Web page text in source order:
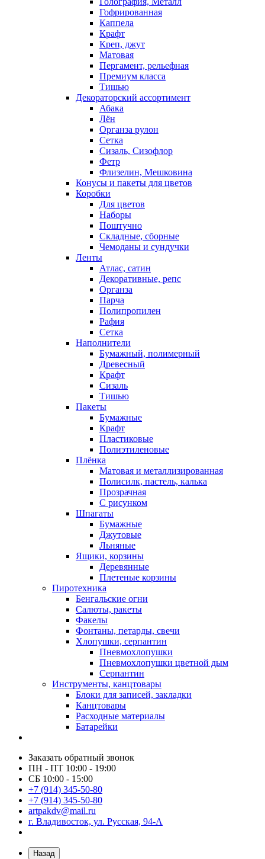
Гофрированная
Каппела
Крафт
Креп, джут
Матовая
Пергамент, рельефная
Премиум класса
Тишью
Декораторский ассортимент
Абака
Лён
Органза рулон
Сетка
Сизаль, Сизофлор
Фетр
Флизелин, Мешковина
Конусы и пакеты для цветов
Коробки
Для цветов
Наборы
Поштучно
Складные, сборные
Чемоданы и сундучки
Ленты
Атлас, сатин
Декоративные, репс
Органза
Парча
Полипропилен
Рафия
Сетка
Наполнители
Бумажный, полимерный
Древесный
Крафт
Сизаль
Тишью
Пакеты
Бумажные
Крафт
Пластиковые
Полиэтиленовые
Плёнка
Матовая и металлизированная
Полисилк, пастель, калька
Прозрачная
С рисунком
Шпагаты
Бумажные
Джутовые
Льняные
Ящики, корзины
Деревянные
Плетеные корзины
Пиротехника
Бенгальские огни
Салюты, ракеты
Факелы
Фонтаны, петарды, свечи
Хлопушки, серпантин
Пневмохлопушки
Пневмохлопушки цветной дым
Серпантин
Инструменты, канцтовары
Блоки для записей, закладки
Канцтовары
Расходные материалы
Батарейки
Заказать обратный звонок
ПН - ПТ 10:00 - 19:00
СБ 10:00 - 15:00
+7 (914) 345-50-80
+7 (914) 345-50-80
artpakdv@mail.ru
г. Владивосток, ул. Русская, 94-А
Назад